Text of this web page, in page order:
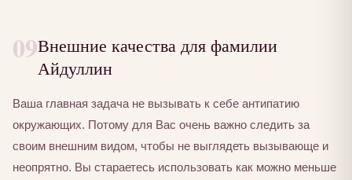
09Внешние качества для фамилии
Айдуллин
Ваша главная задача не вызывать к себе антипатию
окружающих. Потому для Вас очень важно следить за
своим внешним видом, чтобы не выглядеть вызывающе и
неопрятно. Вы стараетесь использовать как можно меньше